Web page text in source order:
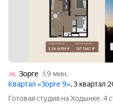
Зорге
9 мин.
Квартал «Зорге 9», 3 квартал
Готовая студия на Ходынке. 4